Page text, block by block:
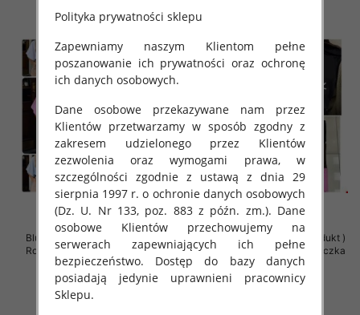
Bluzki damskie (Polska produkt )
Roz Standard , Mix Kolor Paczka
5 szt
35.00 zł
Bluzki damskie (Polska produkt )
Roz Standard , Mix Kolor Paczka
5 szt
34.00 zł
Polityka prywatności sklepu
Zapewniamy naszym Klientom pełne
poszanowanie ich prywatności oraz ochronę
ich danych osobowych.
Dane osobowe przekazywane nam przez
Klientów przetwarzamy w sposób zgodny z
zakresem udzielonego przez Klientów
zezwolenia oraz wymogami prawa, w
szczególności zgodnie z ustawą z dnia 29
sierpnia 1997 r. o ochronie danych osobowych
(Dz. U. Nr 133, poz. 883 z późn. zm.). Dane
osobowe Klientów przechowujemy na
serwerach zapewniających ich pełne
bezpieczeństwo. Dostęp do bazy danych
posiadają jedynie uprawnieni pracownicy
Sklepu.